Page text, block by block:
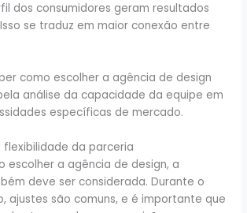
dos consumidores geram resultados
se traduz em maior conexão entre
como escolher a agência de design
análise da capacidade da equipe em
específicas de mercado.
da parceria
escolher a agência de design, a
deve ser considerada. Durante o
ajustes são comuns, e é importante que